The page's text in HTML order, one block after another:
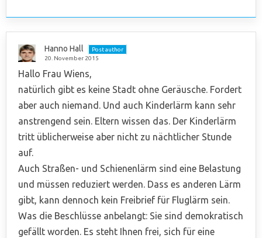
Hanno Hall
Post author
20. November 2015
Hallo Frau Wiens,
natürlich gibt es keine Stadt ohne Geräusche. Fordert
aber auch niemand. Und auch Kinderlärm kann sehr
anstrengend sein. Eltern wissen das. Der Kinderlärm
tritt üblicherweise aber nicht zu nächtlicher Stunde
auf.
Auch Straßen- und Schienenlärm sind eine Belastung
und müssen reduziert werden. Dass es anderen Lärm
gibt, kann dennoch kein Freibrief für Fluglärm sein.
Was die Beschlüsse anbelangt: Sie sind demokratisch
gefällt worden. Es steht Ihnen frei, sich für eine